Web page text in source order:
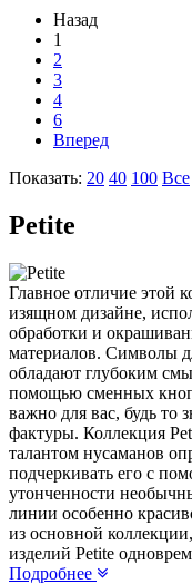
Назад
1
2
3
4
6
Вперед
Показать: 20 40 100 Все
Petite
Главное отличие этой
изящном дизайне,
обработки и
материалов. Символы
обладают глубоким
помощью сменных
важно для вас, будь то
фактуры. Коллекция
талантом нусаманов
подчеркивать его с
утонченности
линии особенно
из основной
изделий Petite
Подробнее